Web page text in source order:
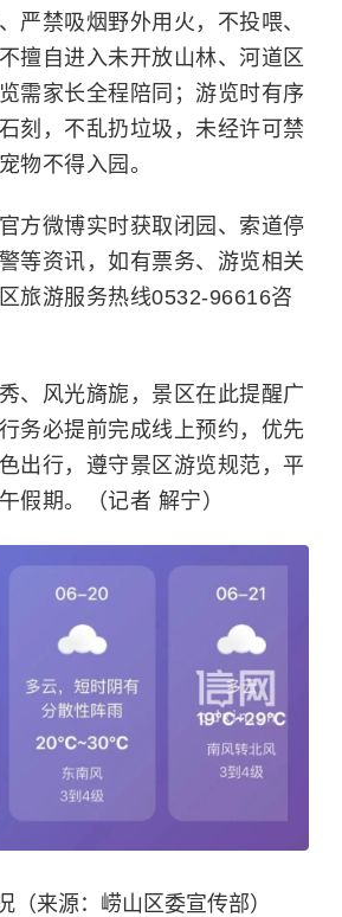
严禁吸烟野外用火，不投喂、
擅自进入未开放山林、河道区
需家长全程陪同；游览时有序
刻，不乱扔垃圾，未经许可禁
物不得入园。
方微博实时获取闭园、索道停
等资讯，如有票务、游览相关
旅游服务热线0532-96616咨
、风光旖旎，景区在此提醒广
务必提前完成线上预约，优先
出行，遵守景区游览规范，平
假期。（记者 解宁）
（来源：崂山区委宣传部）